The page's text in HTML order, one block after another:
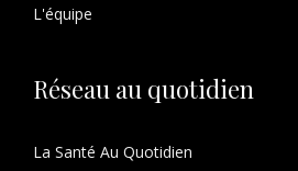
L'équipe
Réseau au quotidien
La Santé Au Quotidien